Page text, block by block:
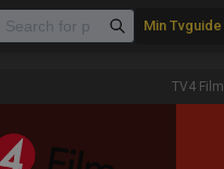
Min Tvguide
TV4 Film